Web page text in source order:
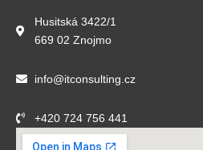
Husitská 3422/1
669 02 Znojmo
info@itconsulting.cz
+420 724 756 441